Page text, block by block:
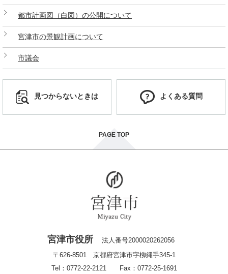
都市計画図（白図）の公開について
宮津市の景観計画について
市議会
見つからないときは よくある質問
PAGE TOP
宮津市役所
法人番号2000020262056
〒626-8501 京都府宮津市字柳縄手345-1
Tel：0772-22-2121 Fax：0772-25-1691